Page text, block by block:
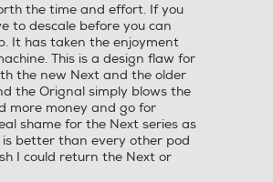
Cappuccinatore
Pannarello
the time and effort. If you
to descale before you can
It has taken the enjoyment
This is a design flaw for
the new Next and the older
the Orignal simply blows the
more money and go for
shame for the Next series as
is better than every other pod
I could return the Next or